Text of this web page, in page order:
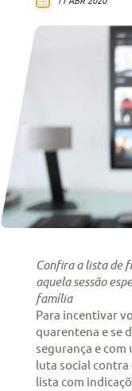
Confira a lista de
aquela sessão
família
Para incentivar
quarentena e se
segurança e com
luta social contra
lista com